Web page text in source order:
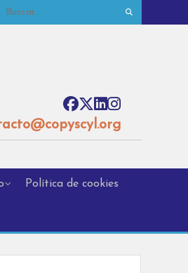
Política de cookies